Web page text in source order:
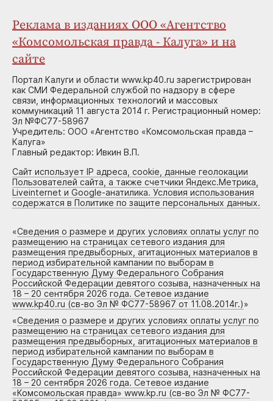
Реклама в изданиях ООО «Агентство
«Комсомольская правда - Калуга» и на
сайте
Портал Калуги и области www.kp40.ru зарегистрирован
как СМИ Федеральной службой по надзору в сфере
связи, информационных технологий и массовых
коммуникаций 11 августа 2014 г. Регистрационный номер:
Эл №ФС77-58967
Учредитель: ООО «Агентство «Комсомольская правда –
Калуга»
Главный редактор: Ивкин В.П.
Сайт использует IP адреса, cookie, данные геолокации
Пользователей сайта, а также счетчики Яндекс.Метрика,
Liveinternet и Google-анатилика. Условия использования
содержатся в Политике по защите персональных данных.
«Сведения о размере и других условиях оплаты услуг по
размещению на страницах сетевого издания для
размещения предвыборных, агитационных материалов в
период избирательной кампании по выборам в
Государственную Думу Федерального Собрания
Российской Федерации девятого созыва, назначенных на
18 – 20 сентября 2026 года. Сетевое издание
www.kp40.ru (св-во Эл № ФС77-58967 от 11.08.2014г.)»
«Сведения о размере и других условиях оплаты услуг по
размещению на страницах сетевого издания для
размещения предвыборных, агитационных материалов в
период избирательной кампании по выборам в
Государственную Думу Федерального Собрания
Российской Федерации девятого созыва, назначенных на
18 – 20 сентября 2026 года. Сетевое издание
«Комсомольская правда» www.kp.ru (св-во Эл № ФС77-